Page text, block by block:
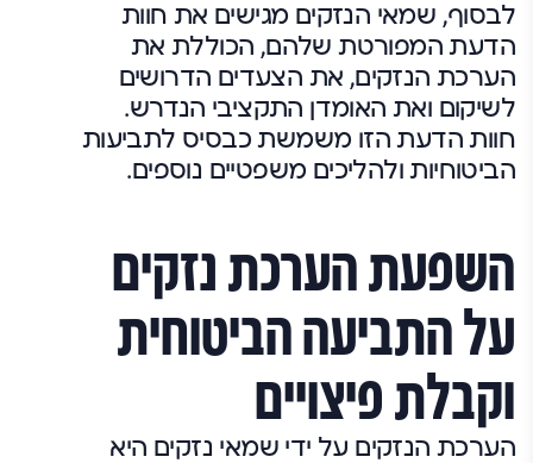
לבסוף, שמאי הנזקים מגישים את חוות
הדעת המפורטת שלהם, הכוללת את
הערכת הנזקים, את הצעדים הדרושים
לשיקום ואת האומדן התקציבי הנדרש.
חוות הדעת הזו משמשת כבסיס לתביעות
הביטוחיות ולהליכים משפטיים נוספים.
השפעת הערכת נזקים
על התביעה הביטוחית
וקבלת פיצויים
הערכת הנזקים על ידי שמאי נזקים היא